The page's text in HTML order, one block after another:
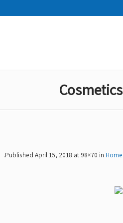
Cosmetics
Published April 15, 2018 at 98×70 in Home
.